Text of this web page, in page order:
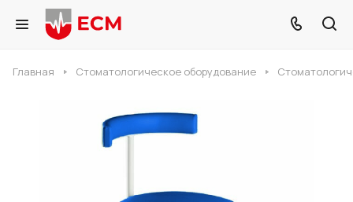
Главная Стоматологическое оборудование